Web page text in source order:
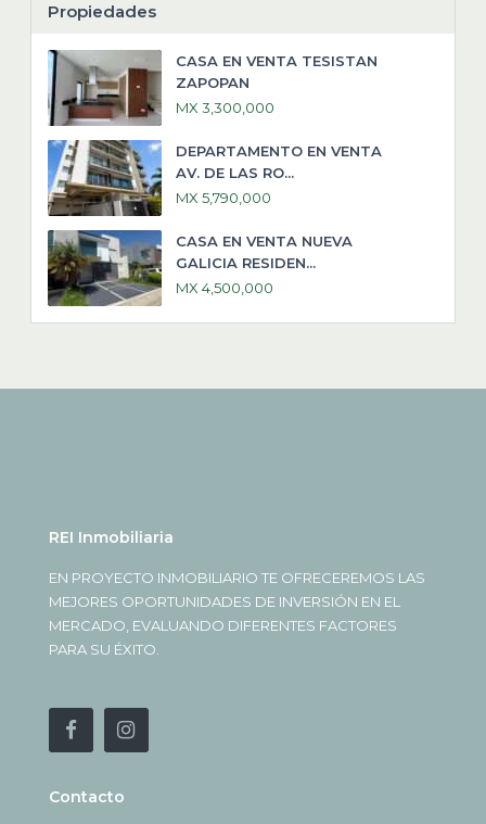
Propiedades
CASA EN VENTA TESISTAN
ZAPOPAN
MX 3,300,000
DEPARTAMENTO EN VENTA
AV. DE LAS RO...
MX 5,790,000
CASA EN VENTA NUEVA
GALICIA RESIDEN...
MX 4,500,000
REI Inmobiliaria
EN PROYECTO INMOBILIARIO TE OFRECEREMOS LAS
MEJORES OPORTUNIDADES DE INVERSIÓN EN EL
MERCADO, EVALUANDO DIFERENTES FACTORES
PARA SU ÉXITO.
Contacto